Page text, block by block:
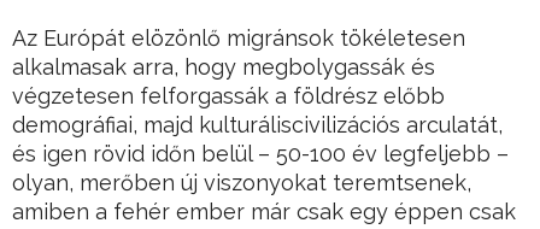
Az Európát elözönlő migránsok tökéletesen
alkalmasak arra, hogy megbolygassák és
végzetesen felforgassák a földrész előbb
demográfiai, majd kulturáliscivilizációs arculatát,
és igen rövid időn belül – 50-100 év legfeljebb –
olyan, merőben új viszonyokat teremtsenek,
amiben a fehér ember már csak egy éppen csak